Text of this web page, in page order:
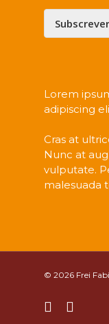
Subscrever
Lorem
adipiscing
Cras at
Nunc at
vulputate.
malesuada
© 2026 Frei